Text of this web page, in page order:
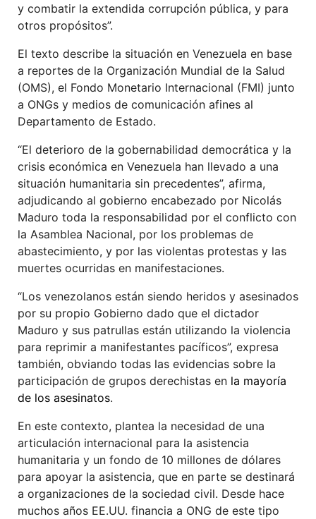
y combatir la extendida corrupción pública, y para
otros propósitos”.
El texto describe la situación en Venezuela en base
a reportes de la Organización Mundial de la Salud
(OMS), el Fondo Monetario Internacional (FMI) junto
a ONGs y medios de comunicación afines al
Departamento de Estado.
“El deterioro de la gobernabilidad democrática y la
crisis económica en Venezuela han llevado a una
situación humanitaria sin precedentes”, afirma,
adjudicando al gobierno encabezado por Nicolás
Maduro toda la responsabilidad por el conflicto con
la Asamblea Nacional, por los problemas de
abastecimiento, y por las violentas protestas y las
muertes ocurridas en manifestaciones.
“Los venezolanos están siendo heridos y asesinados
por su propio Gobierno dado que el dictador
Maduro y sus patrullas están utilizando la violencia
para reprimir a manifestantes pacíficos”, expresa
también, obviando todas las evidencias sobre la
participación de grupos derechistas en la mayoría
de los asesinatos.
En este contexto, plantea la necesidad de una
articulación internacional para la asistencia
humanitaria y un fondo de 10 millones de dólares
para apoyar la asistencia, que en parte se destinará
a organizaciones de la sociedad civil. Desde hace
muchos años EE.UU. financia a ONG de este tipo